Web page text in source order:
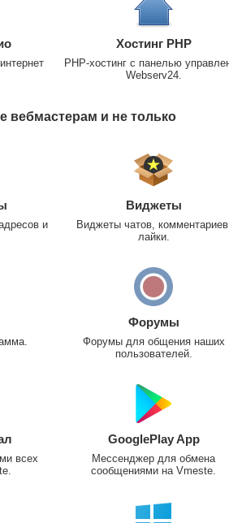
Хостинг PHP
PHP-хостинг с панелью
Webserv24.
вебмастерам и не только
и
Виджеты
Виджеты чатов,
лайки.
Форумы
Форумы для общения наших
пользователей.
всех
GooglePlay App
Мессенджер для обмена
сообщениями на Vmeste.